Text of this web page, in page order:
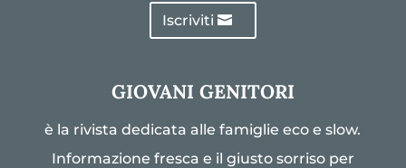
Iscriviti
GIOVANI GENITORI
è la rivista dedicata alle famiglie eco e slow.
Informazione fresca e il giusto sorriso per